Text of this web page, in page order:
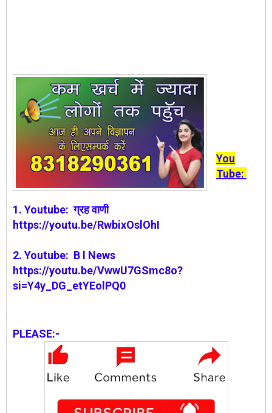
You
Tube:
1. Youtube:ग्रह वाणी
https://youtu.be/RwbixOslOhI
2. Youtube: B I News
https://youtu.be/VwwU7GSmc8o?
si=Y4y_DG_etYEolPQ0
PLEASE:-